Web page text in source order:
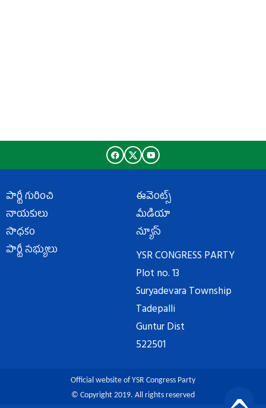
పార్టీ గురించి
నాయకులు
సాధకం
పార్టీ సభ్యులు
ఈవెంట్స్
మీడియా
న్యూస్
YSR CONGRESS PARTY
Plot no. 13
Suryadevara Township
Tadepalli
Guntur Dist
522501
Official website of YSR Congress Party
© Copyright 2019. All rights reserved